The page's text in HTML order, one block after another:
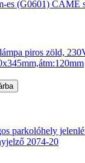
es (G0601) CAME
piros zöld,
parkolóhely
2074-20